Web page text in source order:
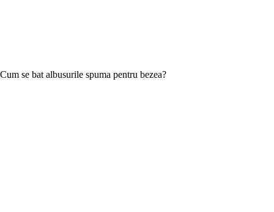
Cum se bat albusurile spuma pentru bezea?